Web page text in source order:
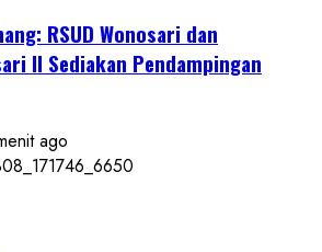
RSUD Wonosari dan
II Sediakan Pendampingan
ago